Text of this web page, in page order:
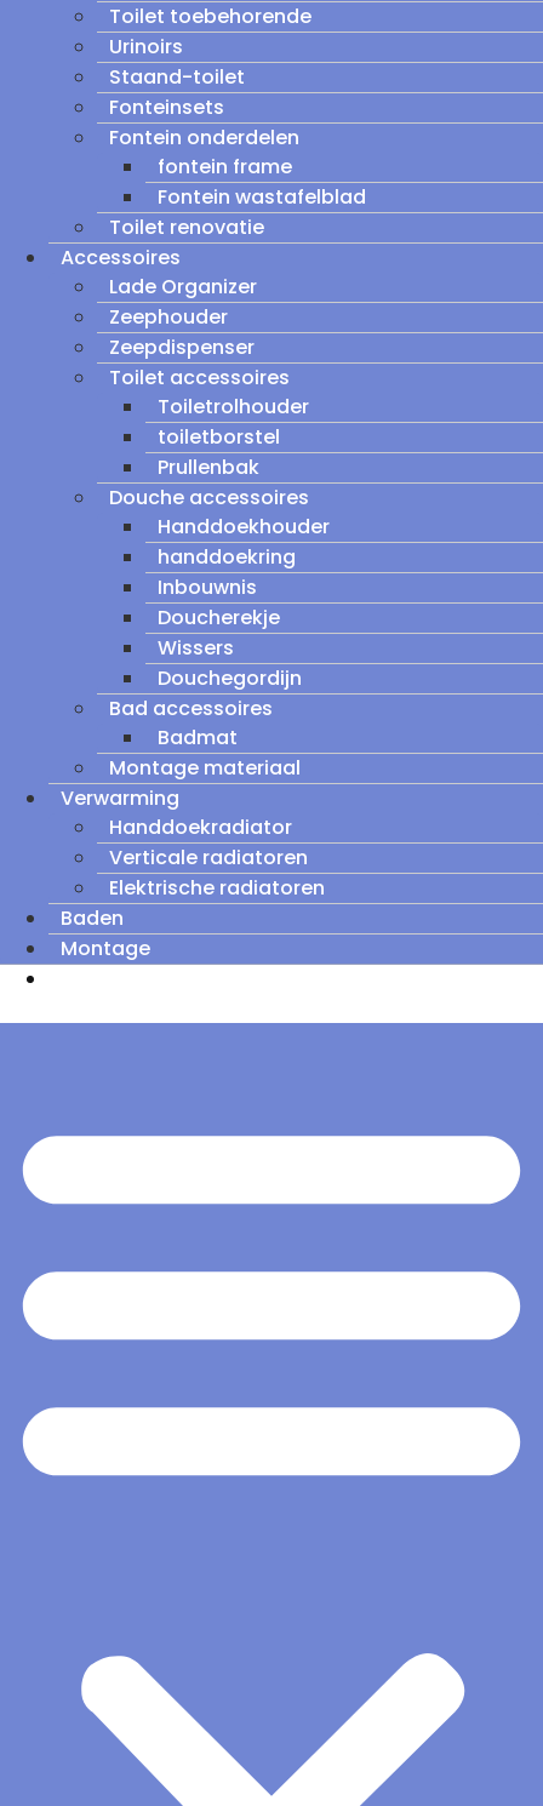
Toilet toebehorende
Urinoirs
Staand-toilet
Fonteinsets
Fontein onderdelen
fontein frame
Fontein wastafelblad
Toilet renovatie
Accessoires
Lade Organizer
Zeephouder
Zeepdispenser
Toilet accessoires
Toiletrolhouder
toiletborstel
Prullenbak
Douche accessoires
Handdoekhouder
handdoekring
Inbouwnis
Doucherekje
Wissers
Douchegordijn
Bad accessoires
Badmat
Montage materiaal
Verwarming
Handdoekradiator
Verticale radiatoren
Elektrische radiatoren
Baden
Montage